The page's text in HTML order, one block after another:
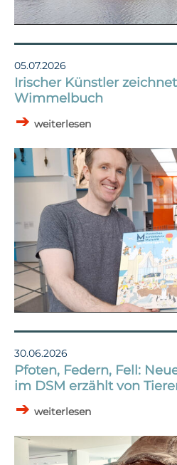
05.07.2026
Irischer Künstler
Wimmelbuch
weiterlesen
30.06.2026
Pfoten, Federn, Fell:
im DSM erzählt von
weiterlesen